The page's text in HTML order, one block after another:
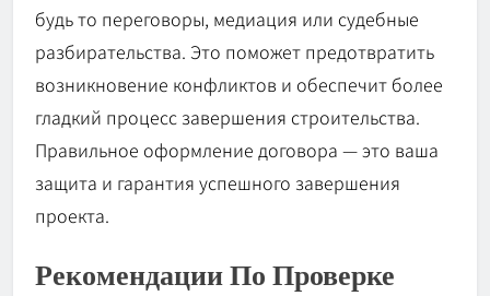
будь то переговоры, медиация или судебные
разбирательства. Это поможет предотвратить
возникновение конфликтов и обеспечит более
гладкий процесс завершения строительства.
Правильное оформление договора — это ваша
защита и гарантия успешного завершения
проекта.
Рекомендации По Проверке